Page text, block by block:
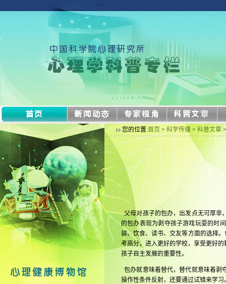
您的位置:首页 >科学传播 > 科普文章
父母对孩子的包办，出发点无可厚非
的包办表现为剥夺孩子游戏玩耍的时
装、饮食、读书、交友等方面的选择
考高分，进入更好的学校，享受更好
孩子自主发展的重要性。
包办就意味着替代，替代就意味着剥
操作性条件反射，还要通过试错来学